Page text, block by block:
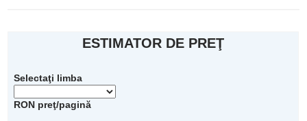
ESTIMATOR DE PREŢ
Selectaţi limba
RON preţ/pagină